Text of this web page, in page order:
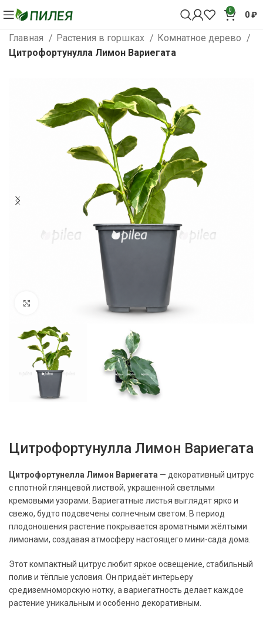
0 0₽
Главная Растения в горшках
Комнатное дерево
Цитрофортунулла Лимон Вариегата
Нажмите, чтобы увеличить
Цитрофортунулла Лимон Вариегата
Цитрофортунелла Лимон Вариегата — декоративный цитрус
с плотной глянцевой листвой, украшенной светлыми
кремовыми узорами. Вариегатные листья выглядят ярко и
свежо, будто подсвечены солнечным светом. В период
плодоношения растение покрывается ароматными жёлтыми
лимонами, создавая атмосферу настоящего мини-сада дома.
Этот компактный цитрус любит яркое освещение, стабильный
полив и тёплые условия. Он придаёт интерьеру
средиземноморскую нотку, а вариегатность делает каждое
растение уникальным и особенно декоративным.